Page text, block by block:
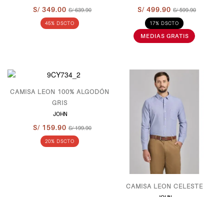
S/ 349.00 S/ 639.90
45% DSCTO
S/ 499.90 S/ 599.90
17% DSCTO
CAMISA LEON 100% ALGODÓN
GRIS
JOHN
S/ 159.90 S/ 199.90
20% DSCTO
CAMISA LEON CELESTE